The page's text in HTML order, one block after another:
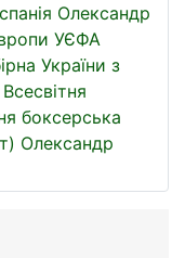
Олександр
УЄФА
України з
Всесвітня
боксерська
Олександр